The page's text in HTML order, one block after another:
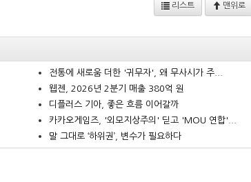
리스트 맨위로
전통에 새로움 더한 '귀무자', 왜 무사시가 주...
웹젠, 2026년 2분기 매출 380억 원
디플러스 기아, 좋은 흐름 이어갈까
카카오게임즈, '외모지상주의' 딛고 'MOU 연합'...
말 그대로 ‘하위권’, 변수가 필요하다